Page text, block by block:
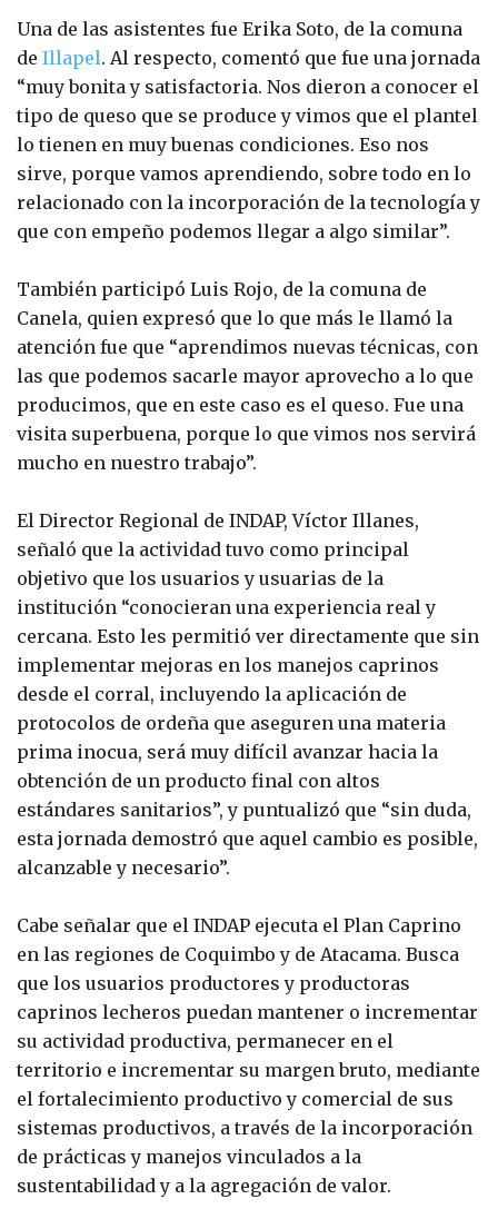
Una de las asistentes fue Erika Soto, de la comuna
de Illapel. Al respecto, comentó que fue una jornada
“muy bonita y satisfactoria. Nos dieron a conocer el
tipo de queso que se produce y vimos que el plantel
lo tienen en muy buenas condiciones. Eso nos
sirve, porque vamos aprendiendo, sobre todo en lo
relacionado con la incorporación de la tecnología y
que con empeño podemos llegar a algo similar”.
También participó Luis Rojo, de la comuna de
Canela, quien expresó que lo que más le llamó la
atención fue que “aprendimos nuevas técnicas, con
las que podemos sacarle mayor aprovecho a lo que
producimos, que en este caso es el queso. Fue una
visita superbuena, porque lo que vimos nos servirá
mucho en nuestro trabajo”.
El Director Regional de INDAP, Víctor Illanes,
señaló que la actividad tuvo como principal
objetivo que los usuarios y usuarias de la
institución “conocieran una experiencia real y
cercana. Esto les permitió ver directamente que sin
implementar mejoras en los manejos caprinos
desde el corral, incluyendo la aplicación de
protocolos de ordeña que aseguren una materia
prima inocua, será muy difícil avanzar hacia la
obtención de un producto final con altos
estándares sanitarios”, y puntualizó que “sin duda,
esta jornada demostró que aquel cambio es posible,
alcanzable y necesario”.
Cabe señalar que el INDAP ejecuta el Plan Caprino
en las regiones de Coquimbo y de Atacama. Busca
que los usuarios productores y productoras
caprinos lecheros puedan mantener o incrementar
su actividad productiva, permanecer en el
territorio e incrementar su margen bruto, mediante
el fortalecimiento productivo y comercial de sus
sistemas productivos, a través de la incorporación
de prácticas y manejos vinculados a la
sustentabilidad y a la agregación de valor.